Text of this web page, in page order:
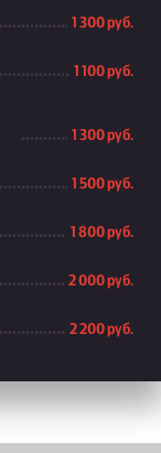
1 300 руб.
1 100 руб.
1 300 руб.
1 500 руб.
1 800 руб.
2 000 руб.
2 200 руб.